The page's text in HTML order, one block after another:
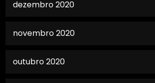
dezembro 2020
novembro 2020
outubro 2020